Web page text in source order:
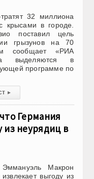
32 миллиона
крысами в городе.
поставил цель
грызунов на 70
сообщает «РИА
выделяются в
программе по
▸
Германия
из неурядиц в
Макрон
выгоду из